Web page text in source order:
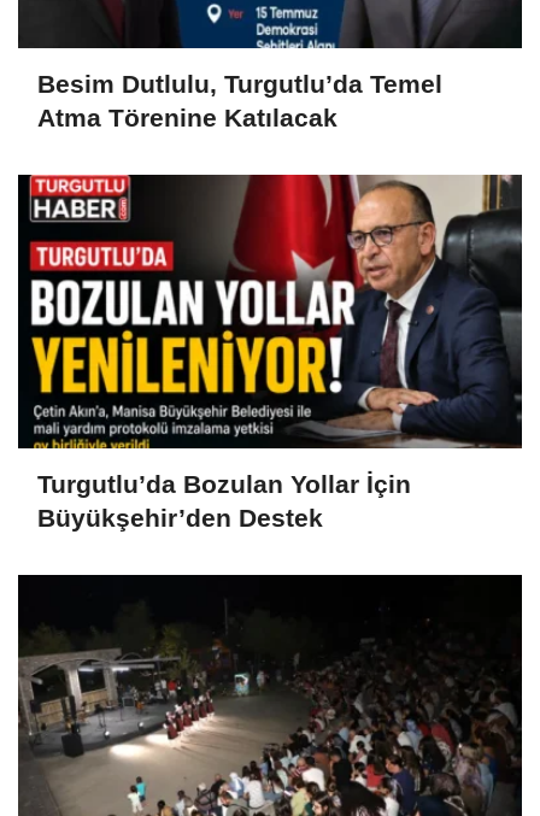
Besim Dutlulu, Turgutlu’da Temel
Atma Törenine Katılacak
Turgutlu’da Bozulan Yollar İçin
Büyükşehir’den Destek